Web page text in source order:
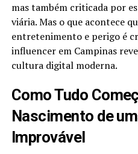
mas também criticada por
viária. Mas o que acontece
entretenimento e perigo é
influencer em Campinas
cultura digital moderna.
Como Tudo
Nascimento de
Improvável